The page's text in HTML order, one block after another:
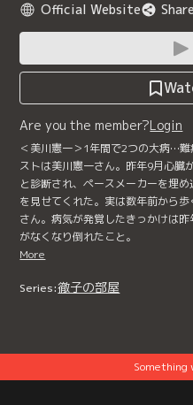
Official Website Share
Are you the member?Login
＜美川憲一＞1年間で2つの大病…
ストは美川憲一さん。昨年9月心臓
と診断され、ペースメーカーを埋
を見せてくれた。実は数年前から
さん。病気が発覚したきっかけは
がなくなり倒れたこと。
More
Series:徹子の部屋
Something